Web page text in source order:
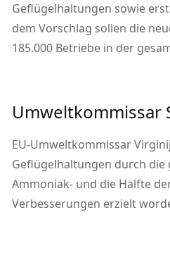
Geflügelhaltungen sowie
dem Vorschlag sollen die
185.000 Betriebe in der
Umweltkommissar
EU-Umweltkommissar
Geflügelhaltungen durch die
Ammoniak- und die Hälfte
Verbesserungen erzielt